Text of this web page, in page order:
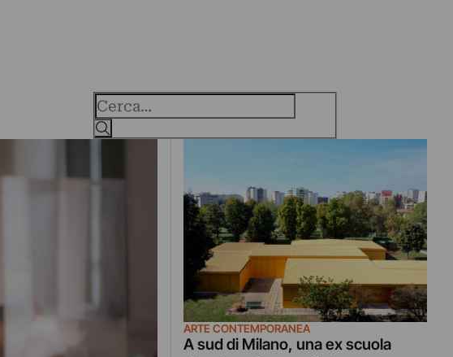
ARTE CONTEMPORANEA
A sud di Milano, una ex scuola